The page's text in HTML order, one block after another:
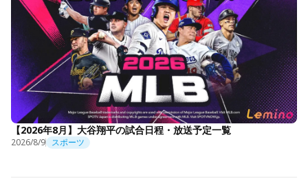
【2026年8月】大谷翔平の試合日程・放送予定一覧
2026/8/9 スポーツ